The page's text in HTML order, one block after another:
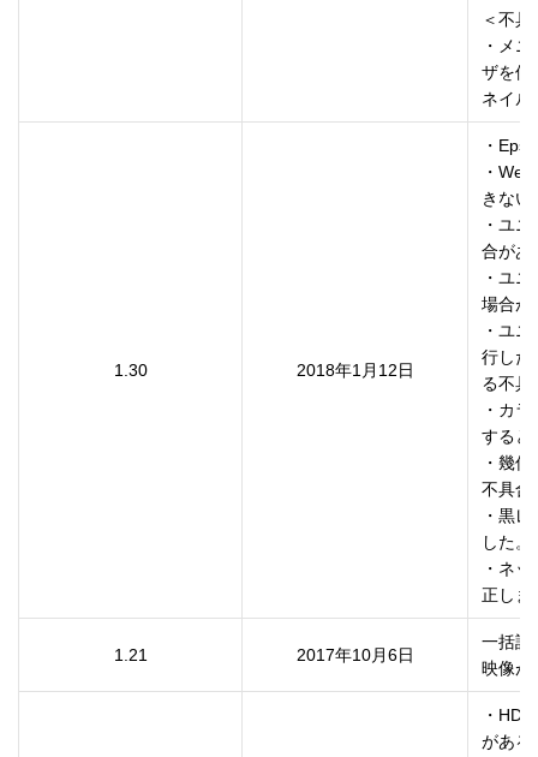
＜不
・メ
ザを使
ネイル
1.30 2018年1月12日
・
・
きない
・ユ
合があ
・ユ
場合が
・ユ
行した
る不具
・カ
すると
・幾
不具合
・黒
した。
・ネ
正しま
1.21 2017年10月6日
一括設
・
がある